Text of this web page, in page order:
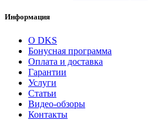
Информация
О DKS
Бонусная программа
Оплата и доставка
Гарантии
Услуги
Статьи
Видео-обзоры
Контакты